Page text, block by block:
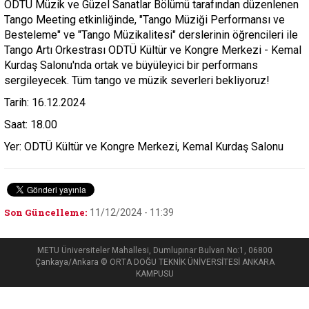
ODTÜ Müzik ve Güzel Sanatlar Bölümü tarafından düzenlenen
Tango Meeting etkinliğinde, "Tango Müziği Performansı ve
Besteleme" ve "Tango Müzikalitesi" derslerinin öğrencileri ile
Tango Artı Orkestrası ODTÜ Kültür ve Kongre Merkezi - Kemal
Kurdaş Salonu'nda ortak ve büyüleyici bir performans
sergileyecek. Tüm tango ve müzik severleri bekliyoruz!
Tarih: 16.12.2024
Saat: 18.00
Yer: ODTÜ Kültür ve Kongre Merkezi, Kemal Kurdaş Salonu
Son Güncelleme: 11/12/2024 - 11:39
METU Üniversiteler Mahallesi, Dumlupınar Bulvarı No:1, 06800
Çankaya/Ankara © ORTA DOĞU TEKNİK ÜNİVERSİTESİ ANKARA
KAMPUSU